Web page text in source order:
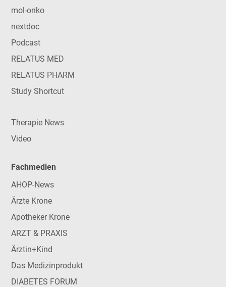
mol-onko
nextdoc
Podcast
RELATUS MED
RELATUS PHARM
Study Shortcut
Therapie News
Video
Fachmedien
AHOP-News
Ärzte Krone
Apotheker Krone
ARZT & PRAXIS
Ärztin+Kind
Das Medizinprodukt
DIABETES FORUM